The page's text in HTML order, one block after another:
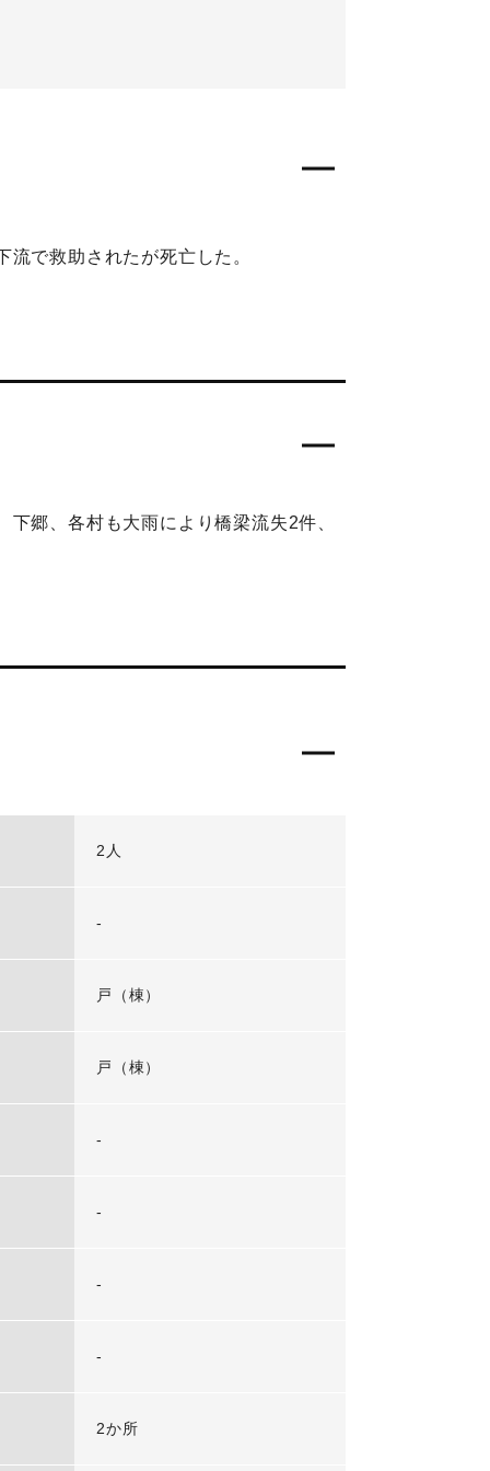
で救助されたが死亡した。
郷、各村も大雨により橋梁流失2件、
2人
-
戸（棟）
戸（棟）
-
-
-
-
2か所